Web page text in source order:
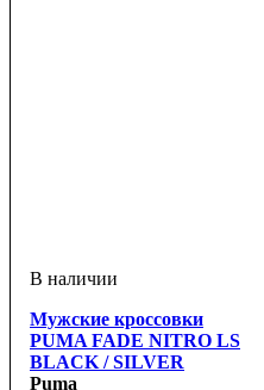
Мужские кроссовки
PUMA FADE NITRO LS
BLACK / SILVER
Puma